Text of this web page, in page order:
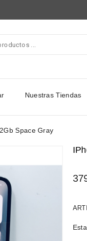
Nuestras Tiendas
Space Gray